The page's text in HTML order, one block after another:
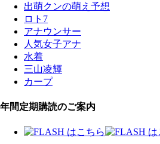
出萌クンの萌え予想
ロト7
アナウンサー
人気女子アナ
水着
三山凌輝
カープ
年間定期購読のご案内